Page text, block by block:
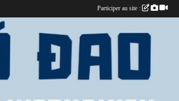
Participer au site :